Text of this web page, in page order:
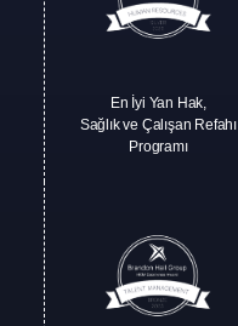
En İyi Yan Hak,
Sağlık ve Çalışan Refahı
Programı